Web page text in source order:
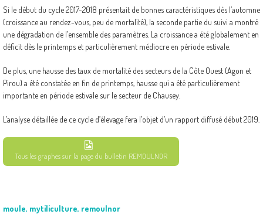
Si le début du cycle 2017-2018 présentait de bonnes caractéristiques dès l’automne
(croissance au rendez-vous, peu de mortalité), la seconde partie du suivi a montré
une dégradation de l’ensemble des paramètres. La croissance a été globalement en
déficit dès le printemps et particulièrement médiocre en période estivale.
De plus, une hausse des taux de mortalité des secteurs de la Côte Ouest (Agon et
Pirou) a été constatée en fin de printemps, hausse qui a été particulièrement
importante en période estivale sur le secteur de Chausey.
L’analyse détaillée de ce cycle d’élevage fera l’objet d’un rapport diffusé début 2019.
Tous les graphes sur la page du bulletin REMOULNOR
moule, mytiliculture, remoulnor